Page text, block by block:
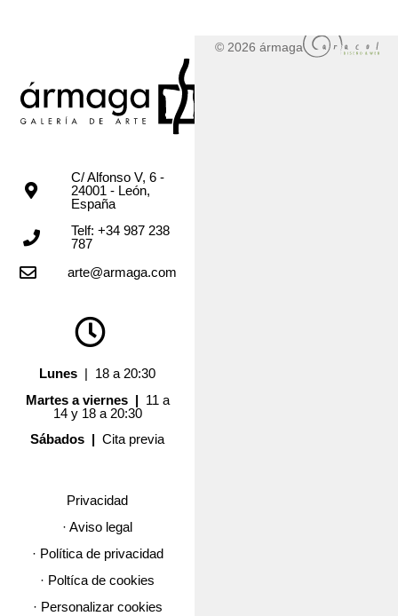
C/ Alfonso V, 6 -
24001 - León,
España
Telf: +34 987 238
787
arte@armaga.com
Lunes | 18 a 20:30
Martes a viernes | 11 a
14 y 18 a 20:30
Sábados |Cita previa
Privacidad
· Aviso legal
· Política de privacidad
· Poltíca de cookies
· Personalizar cookies
© 2026 ármaga